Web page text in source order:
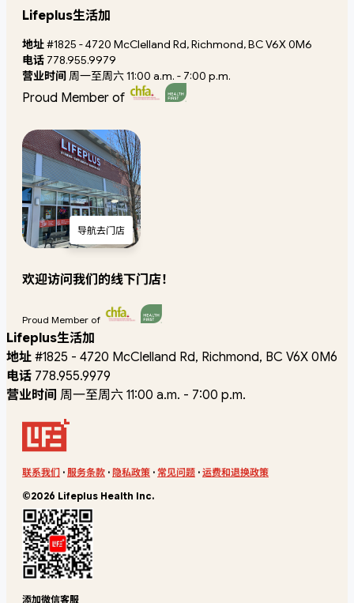
Lifeplus生活加
地址#1825 - 4720 McClelland Rd, Richmond, BC V6X 0M6
电话 778.955.9979
营业时间 周一至周六 11:00 a.m. - 7:00 p.m.
Proud Member of
导航去门店
欢迎访问我们的线下门店！
Proud Member of
Lifeplus生活加
地址 #1825 - 4720 McClelland Rd, Richmond, BC V6X 0M6
电话 778.955.9979
营业时间 周一至周六 11:00 a.m. - 7:00 p.m.
联系我们 · 服务条款 · 隐私政策 · 常见问题 · 运费和退换政策
©2026 Lifeplus Health Inc.
添加微信客服